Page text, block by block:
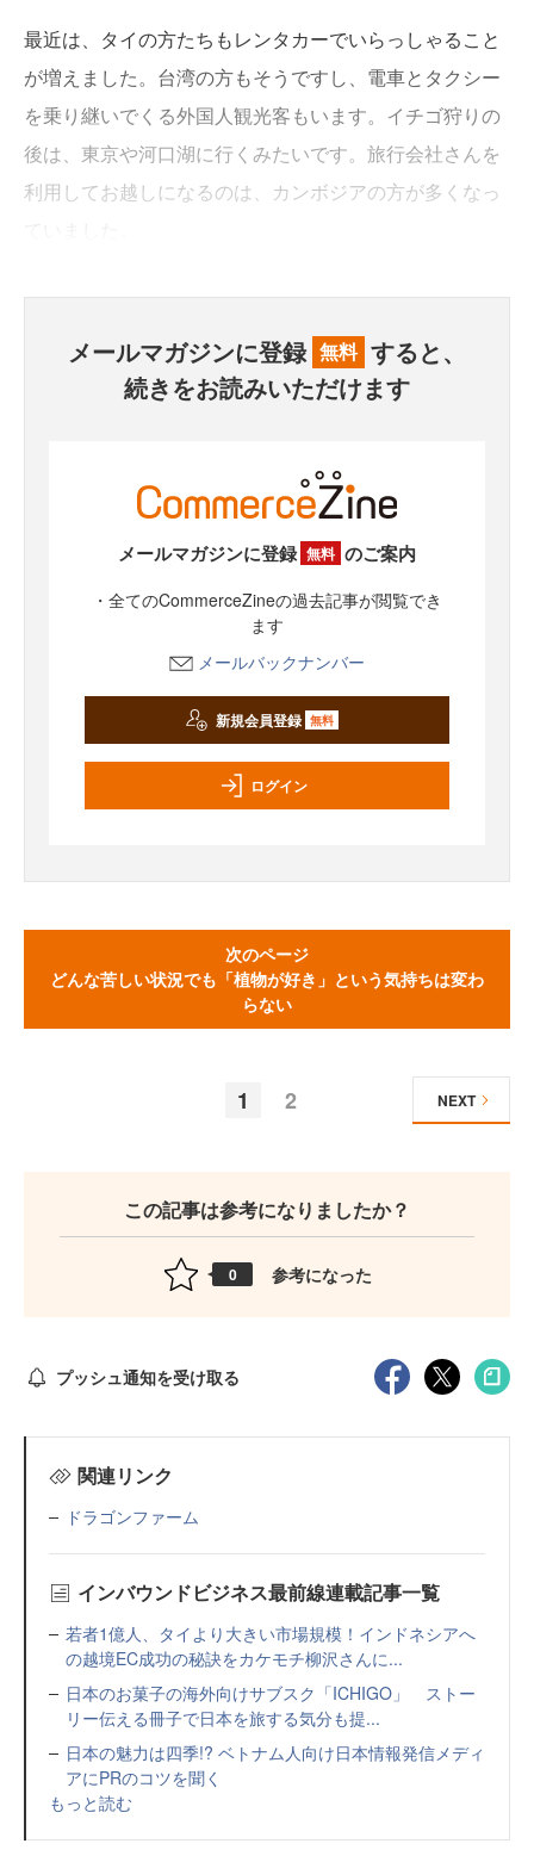
最近は、タイの方たちもレンタカーでいらっしゃること
が増えました。台湾の方もそうですし、電車とタクシー
を乗り継いでくる外国人観光客もいます。イチゴ狩りの
後は、東京や河口湖に行くみたいです。旅行会社さんを
利用してお越しになるのは、カンボジアの方が多くなっ
メールマガジンに登録 無料 すると、
続きをお読みいただけます
メールマガジンに登録 無料 のご案内
・全てのCommerceZineの過去記事が閲覧でき
ます
メールバックナンバー
新規会員登録 無料
ログイン
次のページ
どんな苦しい状況でも「植物が好き」という気持ちは変わ
らない
1 2 NEXT
この記事は参考になりましたか？
0 参考になった
プッシュ通知を受け取る
関連リンク
ドラゴンファーム
インバウンドビジネス最前線連載記事一覧
若者1億人、タイより大きい市場規模！インドネシアへ
の越境EC成功の秘訣をカケモチ柳沢さんに...
日本のお菓子の海外向けサブスク「ICHIGO」 ストー
リー伝える冊子で日本を旅する気分も提...
日本の魅力は四季!? ベトナム人向け日本情報発信メディ
アにPRのコツを聞く
もっと読む